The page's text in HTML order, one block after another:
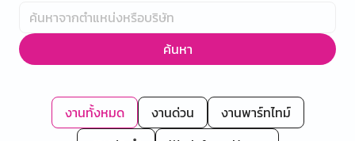
ค้นหา
งานทั้งหมด งานด่วน
งานพาร์ทไทม์